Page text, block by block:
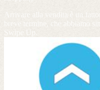
Arrivare alla vendita è un
breve termine, che abbiamo
Swipe Up.